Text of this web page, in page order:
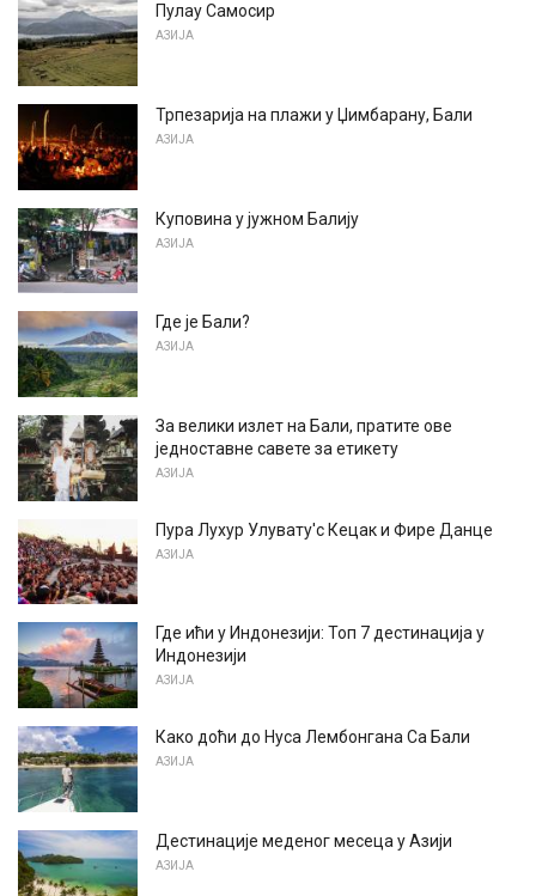
Пулау Самосир
АЗИЈА
Трпезарија на плажи у Џимбарану, Бали
АЗИЈА
Куповина у јужном Балију
АЗИЈА
Где је Бали?
АЗИЈА
За велики излет на Бали, пратите ове
једноставне савете за етикету
АЗИЈА
Пура Лухур Улувату'с Кецак и Фире Данце
АЗИЈА
Где ићи у Индонезији: Топ 7 дестинација у
Индонезији
АЗИЈА
Како доћи до Нуса Лембонгана Са Бали
АЗИЈА
Дестинације меденог месеца у Азији
АЗИЈА